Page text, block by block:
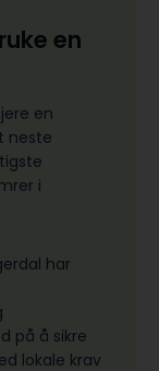
en
en
neste
i
har
på å sikre
lokale krav